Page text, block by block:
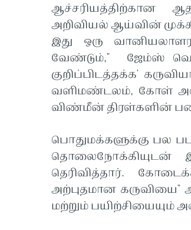
ஆச்சரியத்திற்கான
அறிவியல் ஆய்வின்
இது ஒரு
வேண்டும்," ஜேம்ஸ்
குறிப்பிடத்தக்க'
வளிமண்டலம், கோள்
விண்மீன் திரள்களின்
பொதுமக்களுக்கு பல
தொலைநோக்கியுடன்
தெரிவித்தார்.
அற்புதமான கருவியை"
மற்றும் பயிற்சியையும்